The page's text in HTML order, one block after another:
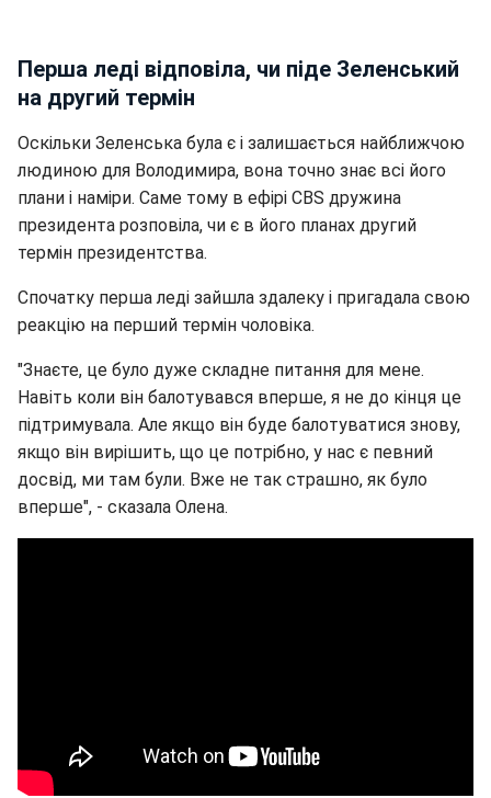
Перша леді відповіла, чи піде Зеленський
на другий термін
Оскільки Зеленська була є і залишається найближчою
людиною для Володимира, вона точно знає всі його
плани і наміри. Саме тому в ефірі CBS дружина
президента розповіла, чи є в його планах другий
термін президентства.
Спочатку перша леді зайшла здалеку і пригадала свою
реакцію на перший термін чоловіка.
"Знаєте, це було дуже складне питання для мене.
Навіть коли він балотувався вперше, я не до кінця це
підтримувала. Але якщо він буде балотуватися знову,
якщо він вирішить, що це потрібно, у нас є певний
досвід, ми там були. Вже не так страшно, як було
вперше", - сказала Олена.